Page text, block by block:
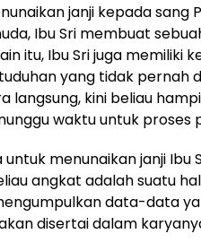
janji kepada sang
Ibu Sri membuat
itu, Ibu Sri juga memiliki
yang tidak pernah
langsung, kini beliau
waktu untuk proses
menunaikan janji Ibu
angkat adalah suatu
data-data
disertai dalam